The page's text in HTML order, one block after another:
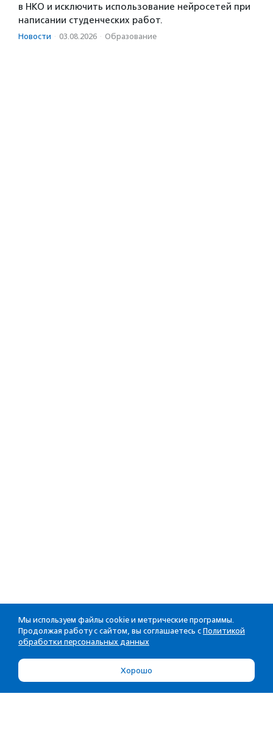
в НКО и исключить использование нейросетей при
написании студенческих работ.
Новости · 03.08.2026 · Образование
Мы используем файлы cookie и метрические программы.
Продолжая работу с сайтом, вы соглашаетесь с Политикой
обработки персональных данных
Хорошо